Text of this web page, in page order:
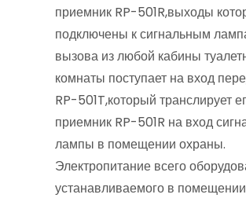
приемник RP-501R,выходы
подключены к сигнальным
вызова из любой кабины
комнаты поступает на вход
RP-501T,который транслирует
приемник RP-501R на вход
лампы в помещении охраны.
Электропитание всего
устанавливаемого в